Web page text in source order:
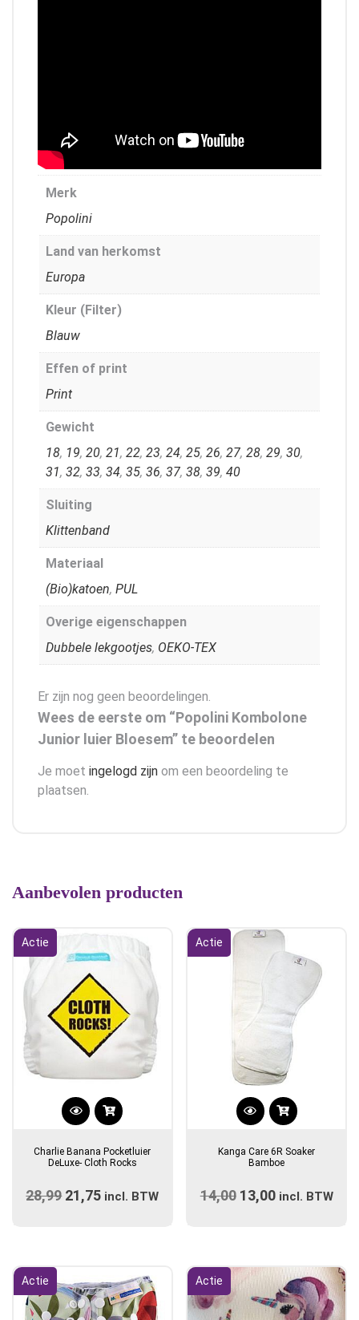
Merk
Popolini
Land van herkomst
Europa
Kleur (Filter)
Blauw
Effen of print
Print
Gewicht
18, 19, 20, 21, 22, 23, 24, 25, 26, 27, 28, 29, 30,
31, 32, 33, 34, 35, 36, 37, 38, 39, 40
Sluiting
Klittenband
Materiaal
(Bio)katoen, PUL
Overige eigenschappen
Dubbele lekgootjes, OEKO-TEX
Er zijn nog geen beoordelingen.
Wees de eerste om “Popolini Kombolone
Junior luier Bloesem” te beoordelen
Je moet ingelogd zijn om een beoordeling te
plaatsen.
Aanbevolen producten
Actie
Charlie Banana Pocketluier
DeLuxe- Cloth Rocks
28,99 Oorspronkelijke
21,75 Huidige
incl. BTW
Actie
Dit
heeft
variaties.
gekozen
worden
op
Kanga Care 6R Soaker
Bamboe
14,00 Oorspronkelijke
13,00Huidige
incl. BTW
Actie Actie